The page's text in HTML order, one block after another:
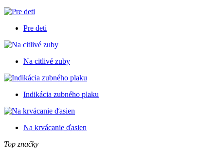
Pre deti
Na citlivé zuby
Indikácia zubného plaku
Na krvácanie ďasien
Top značky